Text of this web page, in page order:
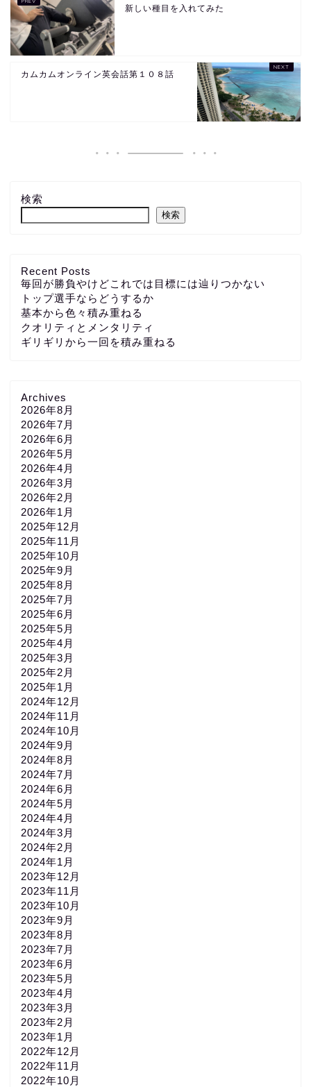
新しい種目を入れてみた
カムカムオンライン英会話第１０８話
検索
検索
Recent Posts
毎回が勝負やけどこれでは目標には辿りつかない
トップ選手ならどうするか
基本から色々積み重ねる
クオリティとメンタリティ
ギリギリから一回を積み重ねる
Archives
2026年8月
2026年7月
2026年6月
2026年5月
2026年4月
2026年3月
2026年2月
2026年1月
2025年12月
2025年11月
2025年10月
2025年9月
2025年8月
2025年7月
2025年6月
2025年5月
2025年4月
2025年3月
2025年2月
2025年1月
2024年12月
2024年11月
2024年10月
2024年9月
2024年8月
2024年7月
2024年6月
2024年5月
2024年4月
2024年3月
2024年2月
2024年1月
2023年12月
2023年11月
2023年10月
2023年9月
2023年8月
2023年7月
2023年6月
2023年5月
2023年4月
2023年3月
2023年2月
2023年1月
2022年12月
2022年11月
2022年10月